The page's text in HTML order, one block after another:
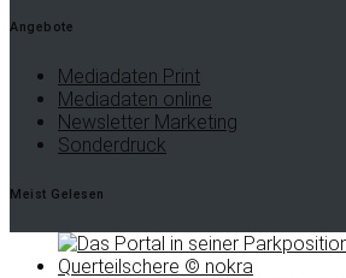
Angebote
Mediadaten Print
Mediadaten online
Newsletter Marketing
Sonderdruck
Meist Gelesen